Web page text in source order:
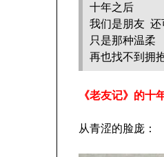
十年之后
我们是朋友 还
只是那种温柔
再也找不到拥
《老友记》的十
从青涩的脸庞：